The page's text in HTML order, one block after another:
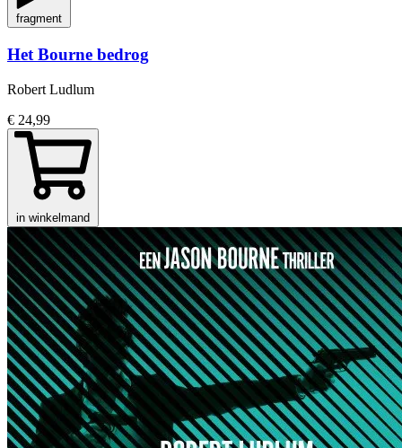
fragment
Het Bourne bedrog
Robert Ludlum
€ 24,99
in winkelmand